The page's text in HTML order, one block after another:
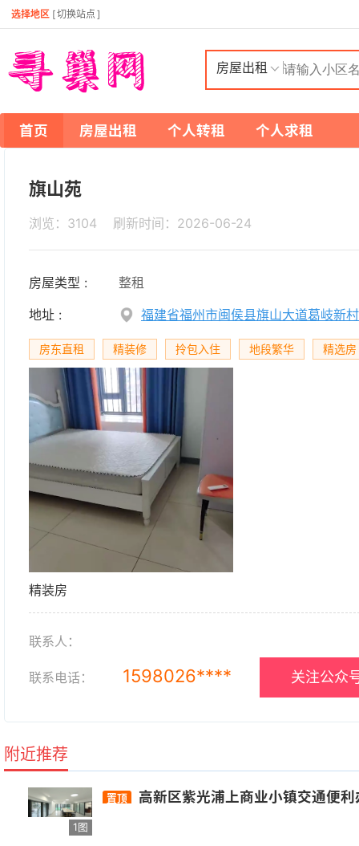
选择地区 [切换站点 ]
房屋出租
首页 房屋出租 个人转租 个人求租
旗山苑
浏览：3104 刷新时间： 2026-06-24
房屋类型 :
整租
地址 :
福建省福州市闽侯县旗山大道葛岐新
房东直租 精装修 拎包入住 地段繁华 精选房
精装房
联系人：
联系电话： 1598026**** 关注公众
附近推荐
1图
置顶 高新区紫光浦上商业小镇交通便